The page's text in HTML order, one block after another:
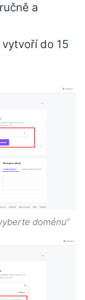
a
do 15
doménu“